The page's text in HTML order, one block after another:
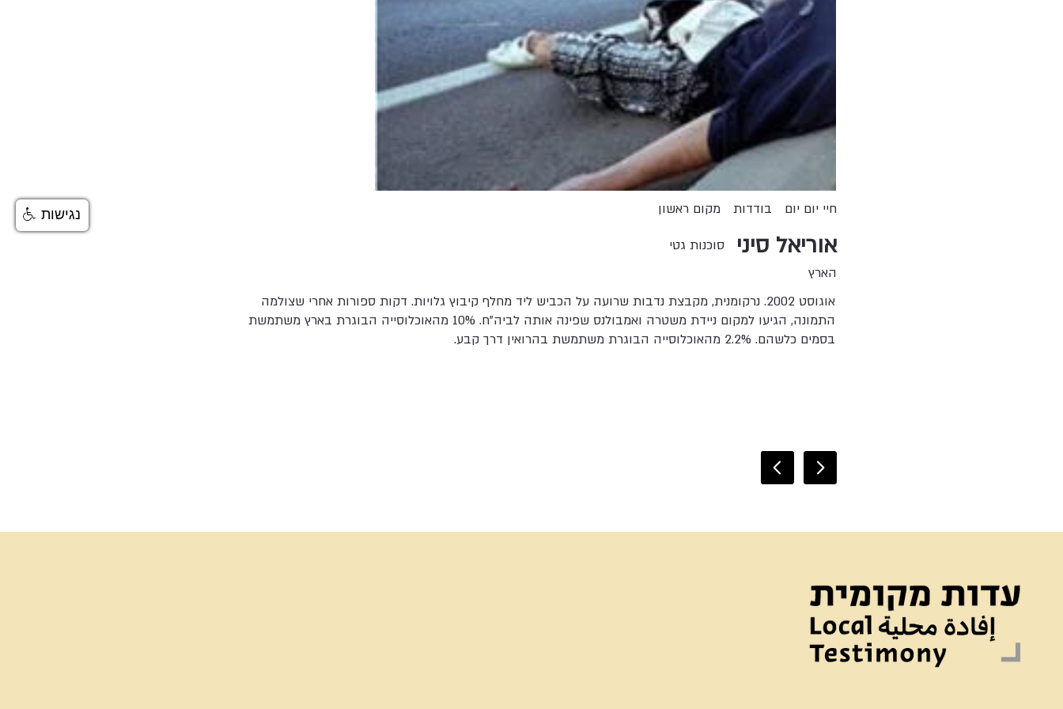
מקום ראשון בודדות חיי יום יום
אוריאל סיני
סוכנות גטי
הארץ
אוגוסט 2002. נרקומנית, מקבצת נדבות שרועה על הכביש ליד מחלף קיבוץ גלויות. דקות ספורות אחרי שצולמה
התמונה, הגיעו למקום ניידת משטרה ואמבולנס שפינה אותה לביה"ח. 10% מהאוכלוסייה הבוגרת בארץ משתמשת
בסמים כלשהם. 2.2% מהאוכלוסייה הבוגרת משתמשת בהרואין דרך קבע.
נגישות